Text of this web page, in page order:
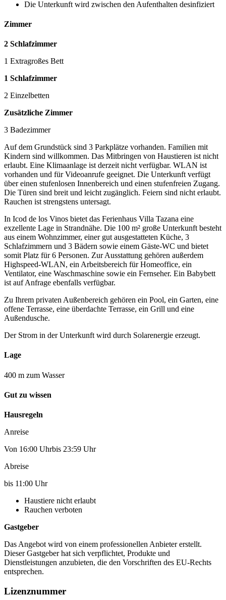
Die Unterkunft wird zwischen den Aufenthalten desinfiziert
Zimmer
2 Schlafzimmer
1 Extragroßes Bett
1 Schlafzimmer
2 Einzelbetten
Zusätzliche Zimmer
3 Badezimmer
Auf dem Grundstück sind 3 Parkplätze vorhanden. Familien mit
Kindern sind willkommen. Das Mitbringen von Haustieren ist nicht
erlaubt. Eine Klimaanlage ist derzeit nicht verfügbar. WLAN ist
vorhanden und für Videoanrufe geeignet. Die Unterkunft verfügt
über einen stufenlosen Innenbereich und einen stufenfreien Zugang.
Die Türen sind breit und leicht zugänglich. Feiern sind nicht erlaubt.
Rauchen ist strengstens untersagt.
In Icod de los Vinos bietet das Ferienhaus Villa Tazana eine
exzellente Lage in Strandnähe. Die 100 m² große Unterkunft besteht
aus einem Wohnzimmer, einer gut ausgestatteten Küche, 3
Schlafzimmern und 3 Bädern sowie einem Gäste-WC und bietet
somit Platz für 6 Personen. Zur Ausstattung gehören außerdem
Highspeed-WLAN, ein Arbeitsbereich für Homeoffice, ein
Ventilator, eine Waschmaschine sowie ein Fernseher. Ein Babybett
ist auf Anfrage ebenfalls verfügbar.
Zu Ihrem privaten Außenbereich gehören ein Pool, ein Garten, eine
offene Terrasse, eine überdachte Terrasse, ein Grill und eine
Außendusche.
Der Strom in der Unterkunft wird durch Solarenergie erzeugt.
Lage
400 m zum Wasser
Gut zu wissen
Hausregeln
Anreise
Von 16:00 Uhrbis 23:59 Uhr
Abreise
bis 11:00 Uhr
Haustiere nicht erlaubt
Rauchen verboten
Gastgeber
Das Angebot wird von einem professionellen Anbieter erstellt.
Dieser Gastgeber hat sich verpflichtet, Produkte und
Dienstleistungen anzubieten, die den Vorschriften des EU-Rechts
entsprechen.
Lizenznummer